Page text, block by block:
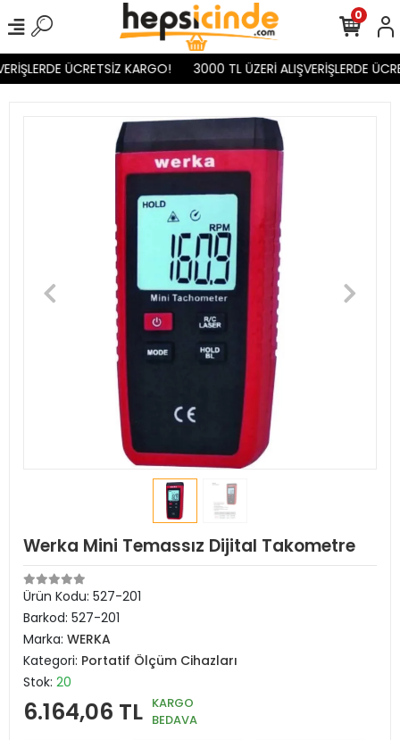
ÜCRETSİZ KARGO! 3000 TL ÜZERİ ALIŞVERİŞLERDE
0
Werka Mini Temassız Dijital Takometre
Ürün Kodu: 527-201
Barkod: 527-201
Marka: WERKA
Kategori: Portatif Ölçüm Cihazları
Stok: 20
6.164,06 TL KARGO
BEDAVA